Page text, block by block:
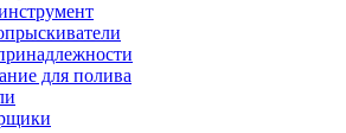
для полива